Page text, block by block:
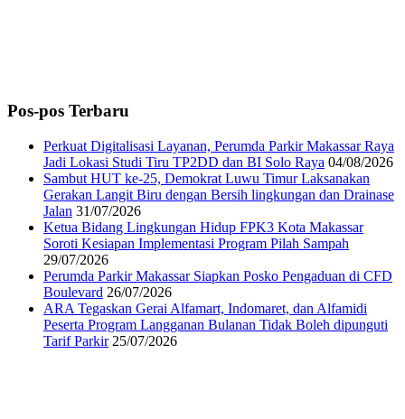
Pos-pos Terbaru
Perkuat Digitalisasi Layanan, Perumda Parkir Makassar Raya
Jadi Lokasi Studi Tiru TP2DD dan BI Solo Raya 04/08/2026
Sambut HUT ke-25, Demokrat Luwu Timur Laksanakan
Gerakan Langit Biru dengan Bersih lingkungan dan Drainase
Jalan 31/07/2026
Ketua Bidang Lingkungan Hidup FPK3 Kota Makassar
Soroti Kesiapan Implementasi Program Pilah Sampah
29/07/2026
Perumda Parkir Makassar Siapkan Posko Pengaduan di CFD
Boulevard 26/07/2026
ARA Tegaskan Gerai Alfamart, Indomaret, dan Alfamidi
Peserta Program Langganan Bulanan Tidak Boleh dipunguti
Tarif Parkir 25/07/2026